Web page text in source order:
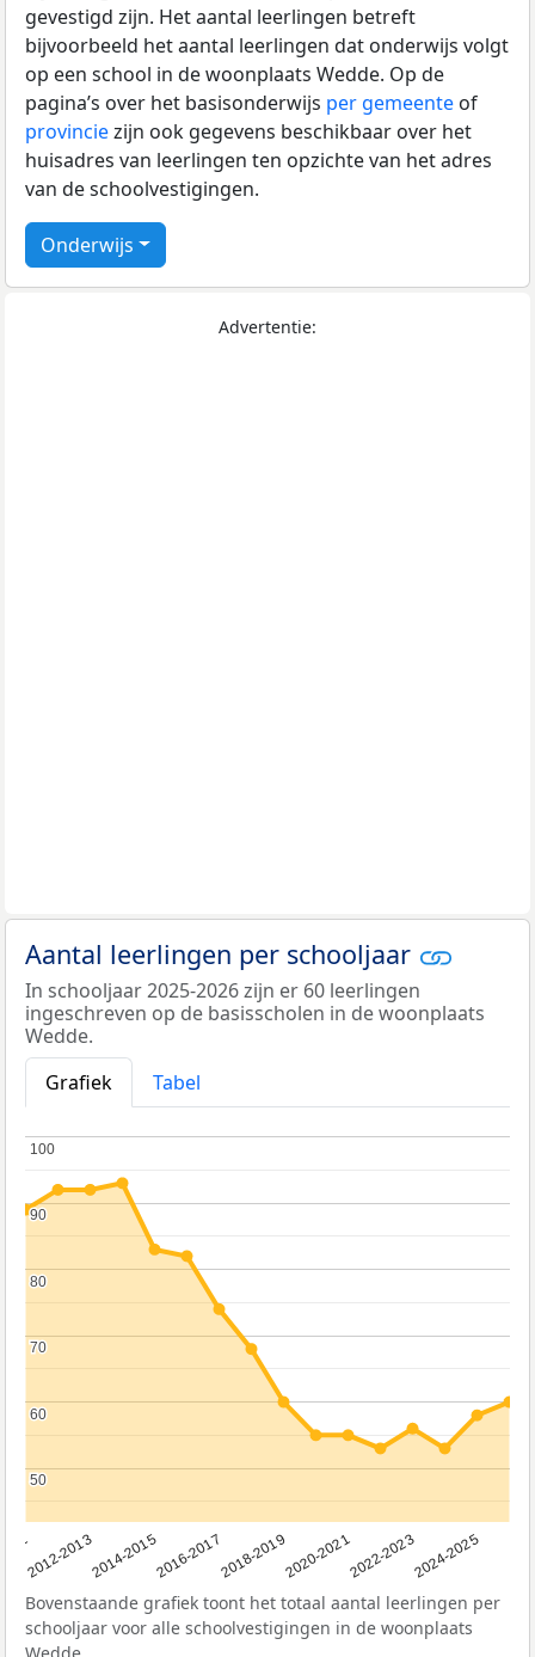
gevestigd zijn. Het aantal leerlingen betreft
bijvoorbeeld het aantal leerlingen dat onderwijs volgt
op een school in de woonplaats Wedde. Op de
pagina’s over het basisonderwijs per gemeente of
provinciezijn ook gegevens beschikbaar over het
huisadres van leerlingen ten opzichte van het adres
van de schoolvestigingen.
Onderwijs
Advertentie:
Aantal leerlingen per schooljaar
In schooljaar 2025-2026 zijn er 60 leerlingen
ingeschreven op de basisscholen in de woonplaats
Wedde.
Grafiek
Tabel
2012-20132014-20152016-20172018-20192020-20212022-20232024-2025
50
50
60
60
70
70
80
80
90
90
100
100
Bovenstaande grafiek toont het totaal aantal leerlingen per
schooljaar voor alle schoolvestigingen in de woonplaats